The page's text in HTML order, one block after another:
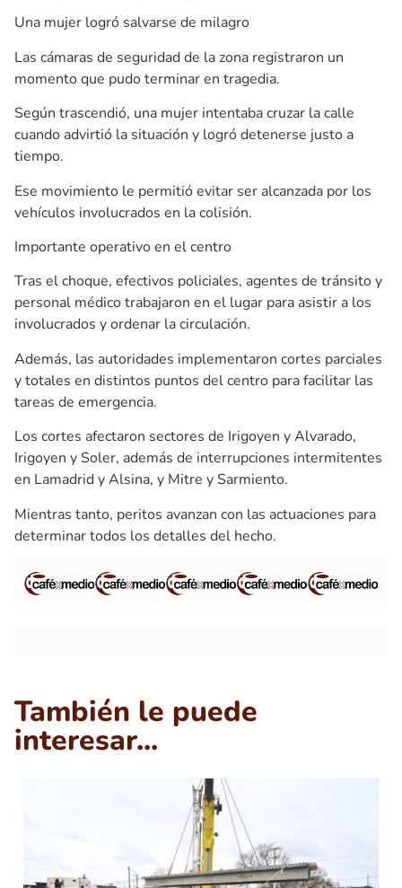
Una mujer logró salvarse de milagro
Las cámaras de seguridad de la zona registraron un
momento que pudo terminar en tragedia.
Según trascendió, una mujer intentaba cruzar la calle
cuando advirtió la situación y logró detenerse justo a
tiempo.
Ese movimiento le permitió evitar ser alcanzada por los
vehículos involucrados en la colisión.
Importante operativo en el centro
Tras el choque, efectivos policiales, agentes de tránsito y
personal médico trabajaron en el lugar para asistir a los
involucrados y ordenar la circulación.
Además, las autoridades implementaron cortes parciales
y totales en distintos puntos del centro para facilitar las
tareas de emergencia.
Los cortes afectaron sectores de Irigoyen y Alvarado,
Irigoyen y Soler, además de interrupciones intermitentes
en Lamadrid y Alsina, y Mitre y Sarmiento.
Mientras tanto, peritos avanzan con las actuaciones para
determinar todos los detalles del hecho.
También le puede
interesar...